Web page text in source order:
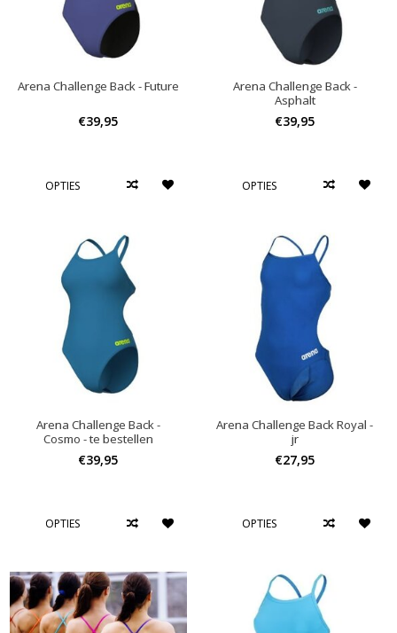
Arena Challenge Back - Future
€39,95
OPTIES
Arena Challenge Back -
Asphalt
€39,95
OPTIES
Arena Challenge Back -
Cosmo - te bestellen
€39,95
OPTIES
Arena Challenge Back Royal -
jr
€27,95
OPTIES